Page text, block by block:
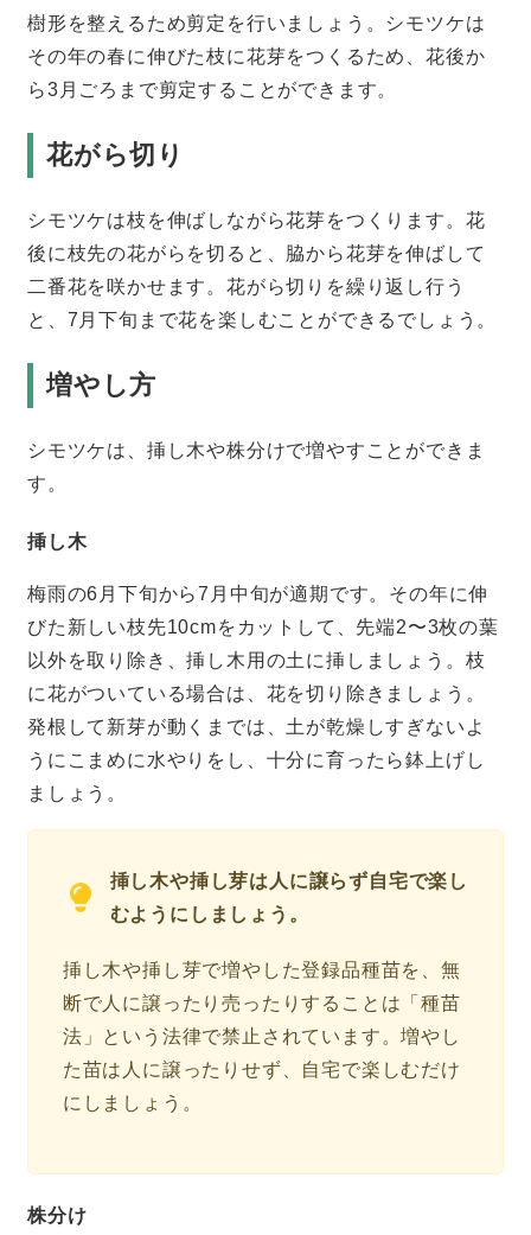
樹形を整えるため剪定を行いましょう。シモツケは
その年の春に伸びた枝に花芽をつくるため、花後か
ら3月ごろまで剪定することができます。
花がら切り
シモツケは枝を伸ばしながら花芽をつくります。花
後に枝先の花がらを切ると、脇から花芽を伸ばして
二番花を咲かせます。花がら切りを繰り返し行う
と、7月下旬まで花を楽しむことができるでしょう。
増やし方
シモツケは、挿し木や株分けで増やすことができま
す。
挿し木
梅雨の6月下旬から7月中旬が適期です。その年に伸
びた新しい枝先10cmをカットして、先端2〜3枚の葉
以外を取り除き、挿し木用の土に挿しましょう。枝
に花がついている場合は、花を切り除きましょう。
発根して新芽が動くまでは、土が乾燥しすぎないよ
うにこまめに水やりをし、十分に育ったら鉢上げし
ましょう。
挿し木や挿し芽は人に譲らず自宅で楽し
むようにしましょう。
挿し木や挿し芽で増やした登録品種苗を、無
断で人に譲ったり売ったりすることは「種苗
法」という法律で禁止されています。増やし
た苗は人に譲ったりせず、自宅で楽しむだけ
にしましょう。
株分け